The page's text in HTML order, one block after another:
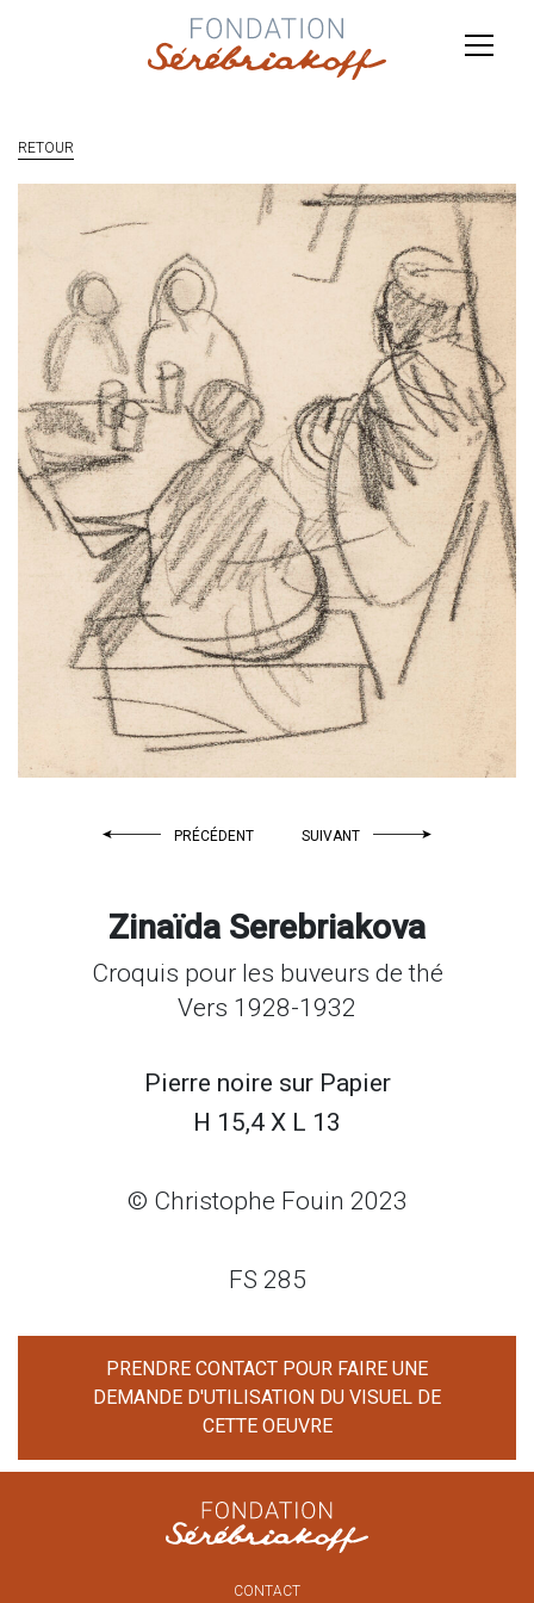
RETOUR
PRÉCÉDENT SUIVANT
Zinaïda Serebriakova
Croquis pour les buveurs de thé
Vers 1928-1932
Pierre noire surPapier
H 15,4 X L 13
© Christophe Fouin 2023
FS 285
PRENDRE CONTACT POUR FAIRE UNE
DEMANDE D'UTILISATION DU VISUEL DE
CETTE OEUVRE
CONTACT